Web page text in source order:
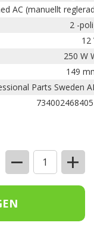
AC (manuellt
2 -
12
250 W
149
Parts Sweden
− +